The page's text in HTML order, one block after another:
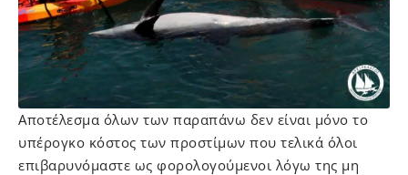
Αποτέλεσμα όλων των παραπάνω δεν είναι μόνο το
υπέρογκο κόστος των προστίμων που τελικά όλοι
επιβαρυνόμαστε ως φορολογούμενοι λόγω της μη